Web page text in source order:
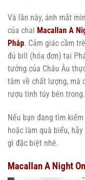
Và lần này, ánh mắt
của chai Macallan A
Pháp. Cảm giác cầm
đủ bill (hóa đơn) tại
tưởng của Châu Âu
tâm về chất lượng, mà
rượu tinh túy bên trong.
Nếu bạn đang tìm kiếm
hoặc làm quà biếu,
gì đặc biệt nhé.
Macallan A Night